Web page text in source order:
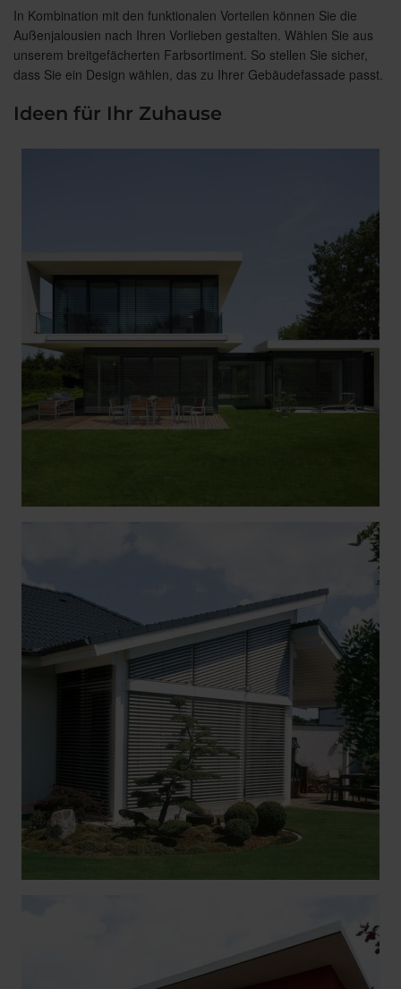
In Kombination mit den funktionalen Vorteilen können Sie die
Außenjalousien nach Ihren Vorlieben gestalten. Wählen Sie aus
unserem breitgefächerten Farbsortiment. So stellen Sie sicher,
dass Sie ein Design wählen, das zu Ihrer Gebäudefassade passt.
Ideen für Ihr Zuhause